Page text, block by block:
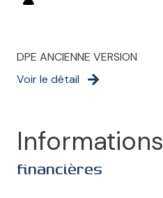
DPE ANCIENNE VERSION
Voir le détail
Informations
financières